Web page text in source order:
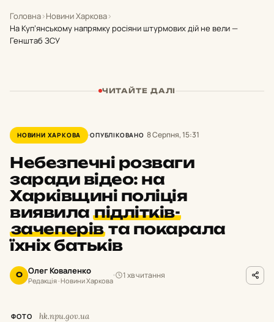
Головна›Новини Харкова›
На Куп’янському напрямку росіяни штурмових дій не вели —
Генштаб ЗСУ
ЧИТАЙТЕ ДАЛІ
НОВИНИ ХАРКОВА ОПУБЛІКОВАНО 8 Серпня, 15:31
Небезпечні розваги
заради відео: на
Харківщині поліція
виявилапідлітків-
зачеперівта покарала
їхніх батьків
О Олег Коваленко
Редакція · Новини Харкова
1 хв читання
ФОТО hk.npu.gov.ua